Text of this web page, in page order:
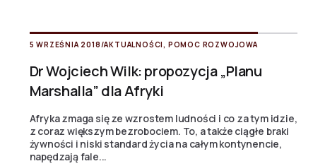
5 WRZEŚNIA 2018/AKTUALNOŚCI, POMOC ROZWOJOWA
Dr Wojciech Wilk: propozycja „Planu
Marshalla” dla Afryki
Afryka zmaga się ze wzrostem ludności i co za tym idzie,
z coraz większym bezrobociem. To, a także ciągłe braki
żywności i niski standard życia na całym kontynencie,
napędzają fale...